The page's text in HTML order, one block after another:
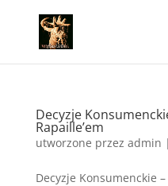
Decyzje
Rapaille’em
utworzone przez admin |
Decyzje Konsumenckie